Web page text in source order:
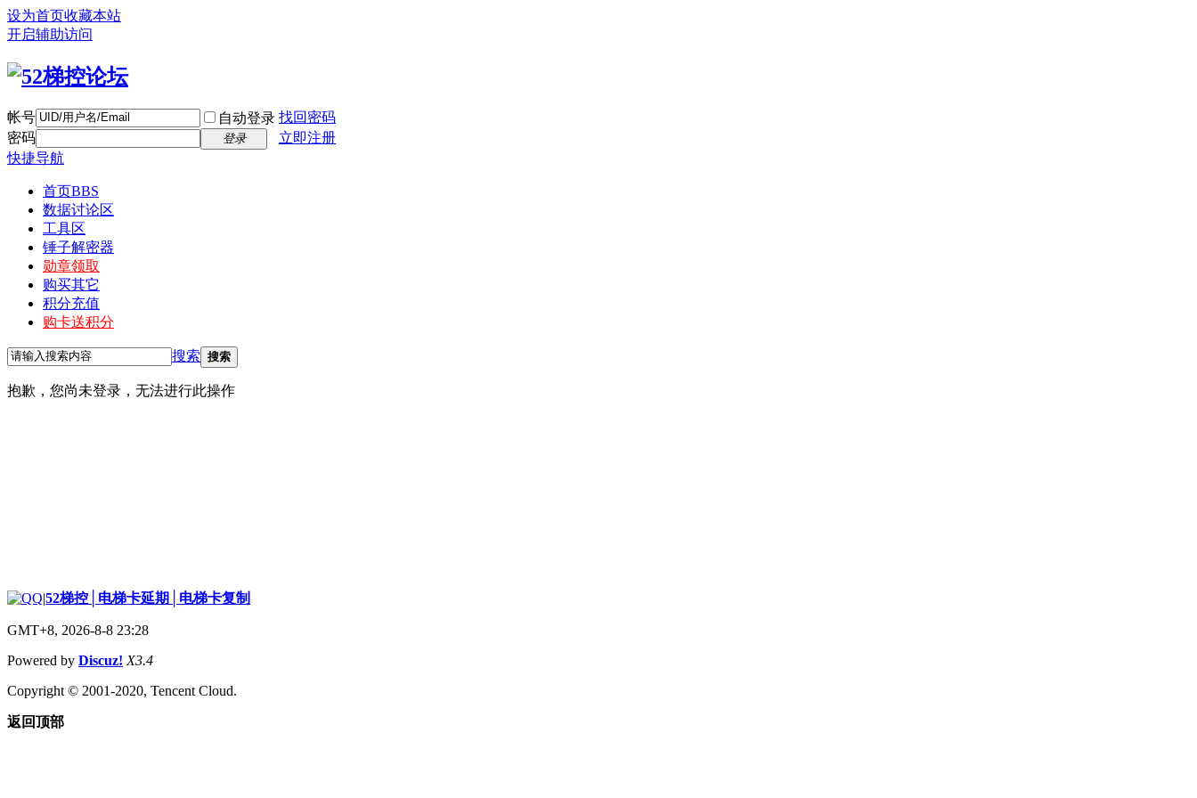
设为首页收藏本站
开启辅助访问
帐号 自动登录 找回密码
密码
登录
立即注册
快捷导航
首页BBS
数据讨论区
工具区
锤子解密器
勋章领取
购买其它
积分充值
购卡送积分
搜索 搜索
抱歉，您尚未登录，无法进行此操作
|52梯控│电梯卡延期│电梯卡复制
GMT+8, 2026-8-8 23:28
Powered by Discuz! X3.4
Copyright © 2001-2020, Tencent Cloud.
返回顶部